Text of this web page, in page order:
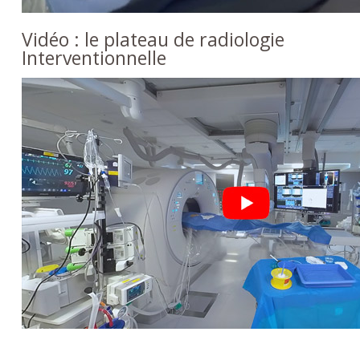
Vidéo : le plateau de radiologie
Interventionnelle